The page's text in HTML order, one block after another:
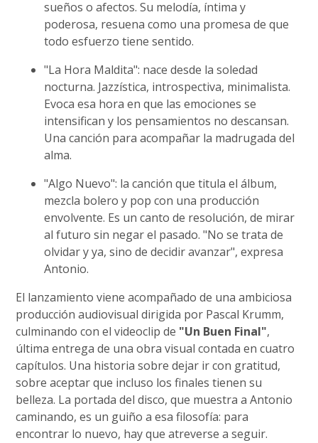
sueños o afectos. Su melodía, íntima y
poderosa, resuena como una promesa de que
todo esfuerzo tiene sentido.
"La Hora Maldita": nace desde la soledad
nocturna. Jazzística, introspectiva, minimalista.
Evoca esa hora en que las emociones se
intensifican y los pensamientos no descansan.
Una canción para acompañar la madrugada del
alma.
"Algo Nuevo": la canción que titula el álbum,
mezcla bolero y pop con una producción
envolvente. Es un canto de resolución, de mirar
al futuro sin negar el pasado. "No se trata de
olvidar y ya, sino de decidir avanzar", expresa
Antonio.
El lanzamiento viene acompañado de una ambiciosa
producción audiovisual dirigida por Pascal Krumm,
culminando con el videoclip de "Un Buen Final",
última entrega de una obra visual contada en cuatro
capítulos. Una historia sobre dejar ir con gratitud,
sobre aceptar que incluso los finales tienen su
belleza. La portada del disco, que muestra a Antonio
caminando, es un guiño a esa filosofía: para
encontrar lo nuevo, hay que atreverse a seguir.